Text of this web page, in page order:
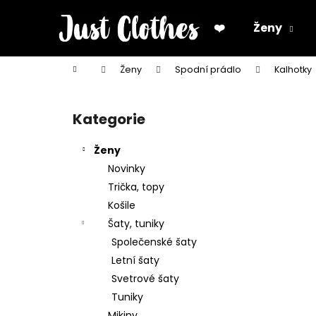
❤️ Ženy
Domů Ženy Spodní prádlo Kalhotky
Přeskočit
kategorie
Kategorie
Ženy
Novinky
Trička, topy
Košile
Šaty, tuniky
Společenské šaty
Letní šaty
Svetrové šaty
Tuniky
í
Zpět
do
Zpět
do